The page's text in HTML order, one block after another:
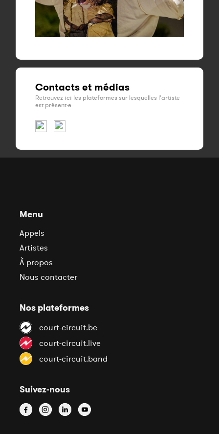
Contacts et médias
Retrouvez ici les plateformes sur lesquelles l'artiste
est présent·e
Menu
Appels
Artistes
À propos
Nous contacter
Nos plateformes
court-circuit.be
court-circuit.live
court-circuit.band
Suivez-nous